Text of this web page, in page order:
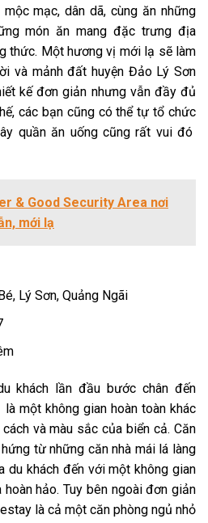
mạc, dân dã, cùng ăn những
món ăn mang đặc trưng địa
thức. Một hương vị mới lạ sẽ làm
và mảnh đất huyện Đảo Lý Sơn
kế đơn giản nhưng vẫn đầy đủ
các bạn cũng có thể tự tổ chức
quần ăn uống cũng rất vui đó
& Good Security Area nơi
mới lạ
Lý Sơn, Quảng Ngãi
khách lần đầu bước chân đến
là một không gian hoàn toàn khác
và màu sắc của biển cả. Căn
từ những căn nhà mái lá làng
du khách đến với một không gian
hảo. Tuy bên ngoài đơn giản
là cả một căn phòng ngủ nhỏ